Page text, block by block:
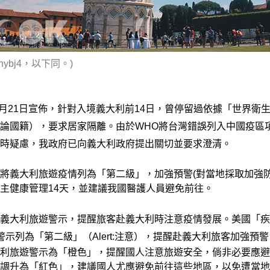
，以下同。)
21日宣佈，針對入境義大利前14日，曾停留過依據「世界衛
國籍），要求居家隔離。由於WHO將台灣錯誤列入中國疫區
疑慮，我政府已向義大利政府提出關切並要求澄清。
義大利旅遊疫情列為「第二級」，加強預警(對當地採取加強
健康管理14天，並建議我國醫護人員避免前往。
大利旅遊警示，提醒旅客赴義大利時注意疫情發展。美國「
示列為「第二級」（Alert:注意），提醒赴義大利旅客加強預
旅遊警示為「橙色」，提醒國人注意旅遊安全，倘非必要應
升為「紅色」，建議國人尤應避免前往這些地區，以免遭當